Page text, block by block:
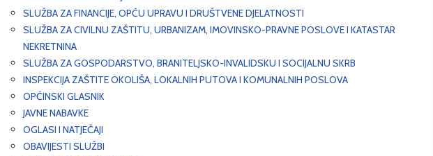
SLUŽBA ZA FINANCIJE, OPĆU UPRAVU I DRUŠTVENE DJELATNOSTI
SLUŽBA ZA CIVILNU ZAŠTITU, URBANIZAM, IMOVINSKO-PRAVNE POSLOVE I KATASTAR
NEKRETNINA
SLUŽBA ZA GOSPODARSTVO, BRANITELJSKO-INVALIDSKU I SOCIJALNU SKRB
INSPEKCIJA ZAŠTITE OKOLIŠA, LOKALNIH PUTOVA I KOMUNALNIH POSLOVA
OPĆINSKI GLASNIK
JAVNE NABAVKE
OGLASI I NATJEČAJI
OBAVIJESTI SLUŽBI